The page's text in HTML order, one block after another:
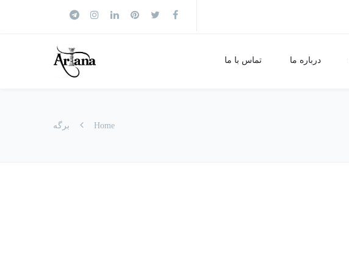
درباره ما تماس با ما
Home برگه